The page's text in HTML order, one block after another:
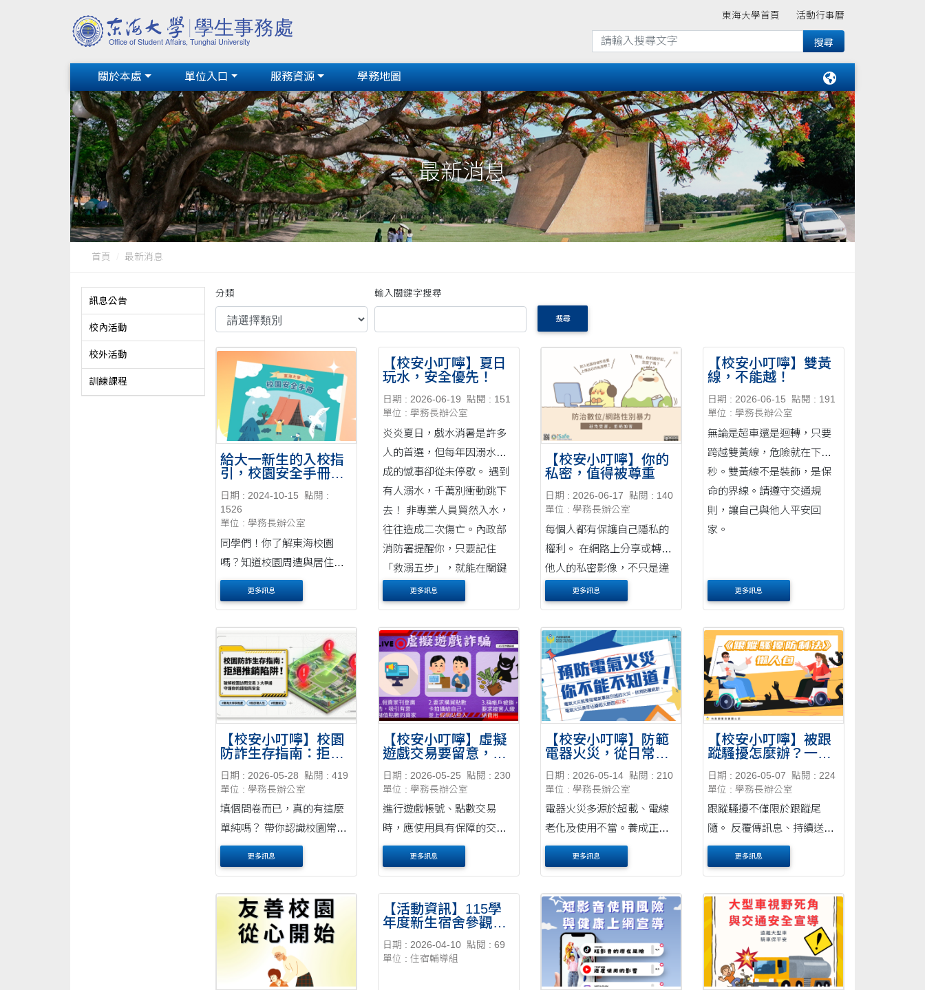
東海大學首頁 活動行事曆
關於本處 單位入口 服務資源 學務地圖
最新消息
首頁 最新消息
訊息公告
校內活動
校外活動
訓練課程
分類 輸入關鍵字搜尋
搜尋
給大一新生的入校指
引，校園安全手冊上
日期 : 2024-10-15
點閱 :
1526
單位 : 學務長辦公室
同學們！你了解東海校園
嗎？知道校園周遭與居住環
境有哪些安全問題需要注意
嗎？
更多訊息
【校安小叮嚀】夏日
玩水，安全優先！
日期 : 2026-06-19
點閱 : 151
單位 : 學務長辦公室
炎炎夏日，戲水消暑是許多
人的首選，但每年因溺水造
成的憾事卻從未停歇。 遇到
有人溺水，千萬別衝動跳下
去！ 非專業人員貿然入水，
往往造成二次傷亡。內政部
消防署提醒你，只要記住
「救溺五步」，就能在關鍵
更多訊息
【校安小叮嚀】你的
私密，值得被尊重
日期 : 2026-06-17
點閱 : 140
單位 : 學務長辦公室
每個人都有保護自己隱私的
權利。 在網路上分享或轉傳
他人的私密影像，不只是違
法，更會在對方心裡留下難
以癒合的傷。 記住「5不4
要」，從自己做起，讓網路
成為更安全的地方。
更多訊息
【校安小叮嚀】雙黃
線，不能越！
日期 : 2026-06-15
點閱 : 191
單位 : 學務長辦公室
無論是超車還是迴轉，只要
跨越雙黃線，危險就在下一
秒。雙黃線不是裝飾，是保
命的界線。請遵守交通規
則，讓自己與他人平安回
家。
更多訊息
【校安小叮嚀】校園
防詐生存指南：拒絕
日期 : 2026-05-28
點閱 : 419
單位 : 學務長辦公室
填個問卷而已，真的有這麼
單純嗎？ 帶你認識校園常見
推銷與詐騙套路！
更多訊息
【校安小叮嚀】虛擬
遊戲交易要留意，別
日期 : 2026-05-25
點閱 : 230
單位 : 學務長辦公室
進行遊戲帳號、點數交易
時，應使用具有保障的交易
平台，避免私下交易或提供
帳號密碼給他人。若對方要
登入不明網站，或以帳號驗
證、解除鎖定等理由要求付
款，務必提高警覺。多一分
查證，少....
更多訊息
【校安小叮嚀】防範
電器火災，從日常做
日期 : 2026-05-14 點閱 : 210
單位 : 學務長辦公室
電器火災多源於超載、電線
老化及使用不當。養成正確
用電習慣，並定期檢查電器
設備，共同維護住宿安全。
火災！
更多訊息
【校安小叮嚀】被跟
蹤騷擾怎麼辦？一篇
日期 : 2026-05-07
點閱 : 224
單位 : 學務長辦公室
跟蹤騷擾不僅限於跟蹤尾
隨。 反覆傳訊息、持續送
禮、散布隱私……只要違反
他人意願，都可能構成騷
人，讓我們一起認識《跟蹤
騷擾防制法》！
更多訊息
【活動資訊】115學
年度新生宿舍參觀開
日期 : 2026-04-10 點閱 : 69
單位 : 住宿輔導組